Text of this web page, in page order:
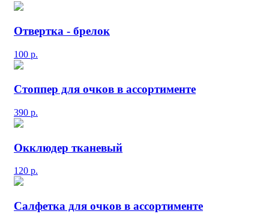
Отвертка - брелок
100 р.
Стоппер для очков в ассортименте
390 р.
Окклюдер тканевый
120 р.
Салфетка для очков в ассортименте